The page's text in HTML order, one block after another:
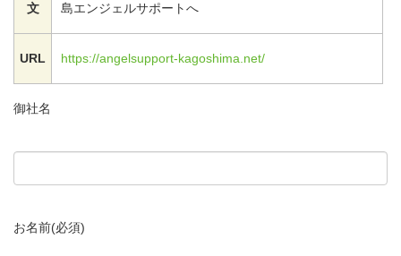
文 島エンジェルサポートへ
URL https://angelsupport-kagoshima.net/
御社名
お名前(必須)